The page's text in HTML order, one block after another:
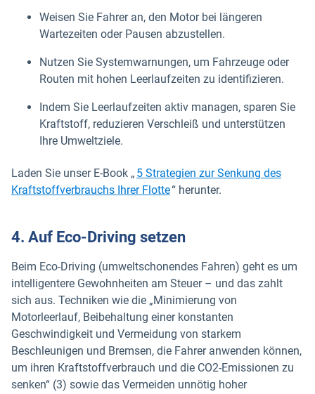
Weisen Sie Fahrer an, den Motor bei längeren
Wartezeiten oder Pausen abzustellen.
Nutzen Sie Systemwarnungen, um Fahrzeuge oder
Routen mit hohen Leerlaufzeiten zu identifizieren.
Indem Sie Leerlaufzeiten aktiv managen, sparen Sie
Kraftstoff, reduzieren Verschleiß und unterstützen
Ihre Umweltziele.
Laden Sie unser E-Book „ 5 Strategien zur Senkung des
Kraftstoffverbrauchs Ihrer Flotte“ herunter.
4. Auf Eco-Driving setzen
Beim Eco-Driving (umweltschonendes Fahren) geht es um
intelligentere Gewohnheiten am Steuer – und das zahlt
sich aus. Techniken wie die „Minimierung von
Motorleerlauf, Beibehaltung einer konstanten
Geschwindigkeit und Vermeidung von starkem
Beschleunigen und Bremsen, die Fahrer anwenden können,
um ihren Kraftstoffverbrauch und die CO2-Emissionen zu
senken“ (3) sowie das Vermeiden unnötig hoher